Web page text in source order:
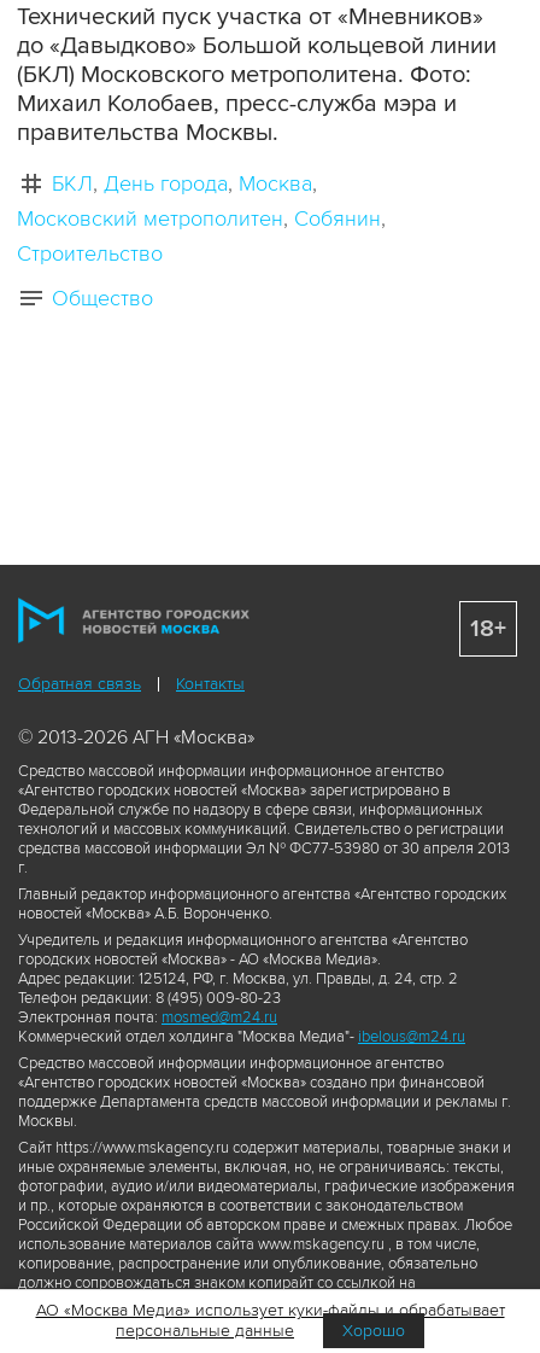
Технический пуск участка от «Мневников»
до «Давыдково» Большой кольцевой линии
(БКЛ) Московского метрополитена. Фото:
Михаил Колобаев, пресс-служба мэра и
правительства Москвы.
БКЛ День города Москва
Московский метрополитен Собянин
Строительство
Общество
Обратная связь Контакты
© 2013-2026 АГН «Москва»
Средство массовой информации информационное агентство
«Агентство городских новостей «Москва» зарегистрировано в
Федеральной службе по надзору в сфере связи, информационных
технологий и массовых коммуникаций. Свидетельство о регистрации
средства массовой информации Эл № ФС77-53980 от 30 апреля 2013
г.
Главный редактор информационного агентства «Агентство городских
новостей «Москва» А.Б. Воронченко.
Учредитель и редакция информационного агентства «Агентство
городских новостей «Москва» - АО «Москва Медиа».
Адрес редакции: 125124, РФ, г. Москва, ул. Правды, д. 24, стр. 2
Телефон редакции: 8 (495) 009-80-23
Электронная почта: mosmed@m24.ru
Коммерческий отдел холдинга "Москва Медиа"- ibelous@m24.ru
Средство массовой информации информационное агентство
«Агентство городских новостей «Москва» создано при финансовой
поддержке Департамента средств массовой информации и рекламы г.
Москвы.
Сайт https://www.mskagency.ru содержит материалы, товарные знаки и
иные охраняемые элементы, включая, но, не ограничиваясь: тексты,
фотографии, аудио и/или видеоматериалы, графические изображения
и пр., которые охраняются в соответствии с законодательством
Российской Федерации об авторском праве и смежных правах. Любое
использование материалов сайта www.mskagency.ru , в том числе,
копирование, распространение или опубликование, обязательно
должно сопровождаться знаком копирайт со ссылкой на
правообладателя © АО «Москва Медиа», а также гиперссылкой на сайт
www.mskagency.ru как на первоисточник информации. Переработка
материалов сайта www.mskagency.ru не допускается.
18+
АО «Москва Медиа» использует куки-файлы и обрабатывает
персональные данные
Хорошо